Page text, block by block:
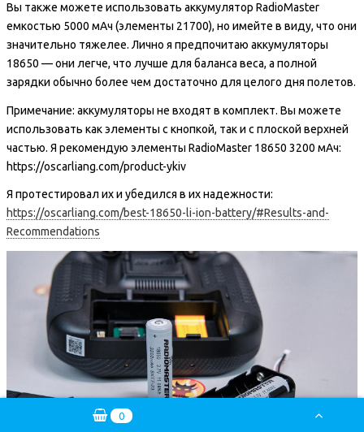
Вы также можете использовать аккумулятор RadioMaster
емкостью 5000 мАч (элементы 21700), но имейте в виду, что они
значительно тяжелее. Лично я предпочитаю аккумуляторы
18650 — они легче, что лучше для баланса веса, а полной
зарядки обычно более чем достаточно для целого дня полетов.
Примечание: аккумуляторы не входят в комплект. Вы можете
использовать как элементы с кнопкой, так и с плоской верхней
частью. Я рекомендую элементы RadioMaster 18650 3200 мАч:
https://oscarliang.com/product-ykiv
Я протестировал их и убедился в их надежности:
https://oscarliang.com/best-18650-li-ion-battery/#Results-and-
Recommendations
0